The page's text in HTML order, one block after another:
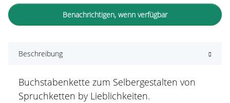
Benachrichtigen, wenn verfügbar
Beschreibung
Buchstabenkette zum Selbergestalten von
Spruchketten by Lieblichkeiten.